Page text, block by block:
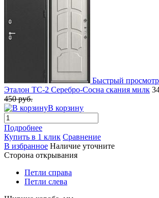
Быстрый просмотр
Эталон ТС-2 Серебро-Сосна скания милк
450 руб.
В корзину
Подробнее
Купить в 1 клик Сравнение
В избранное Наличие уточните
Сторона открывания
Петли справа
Петли слева